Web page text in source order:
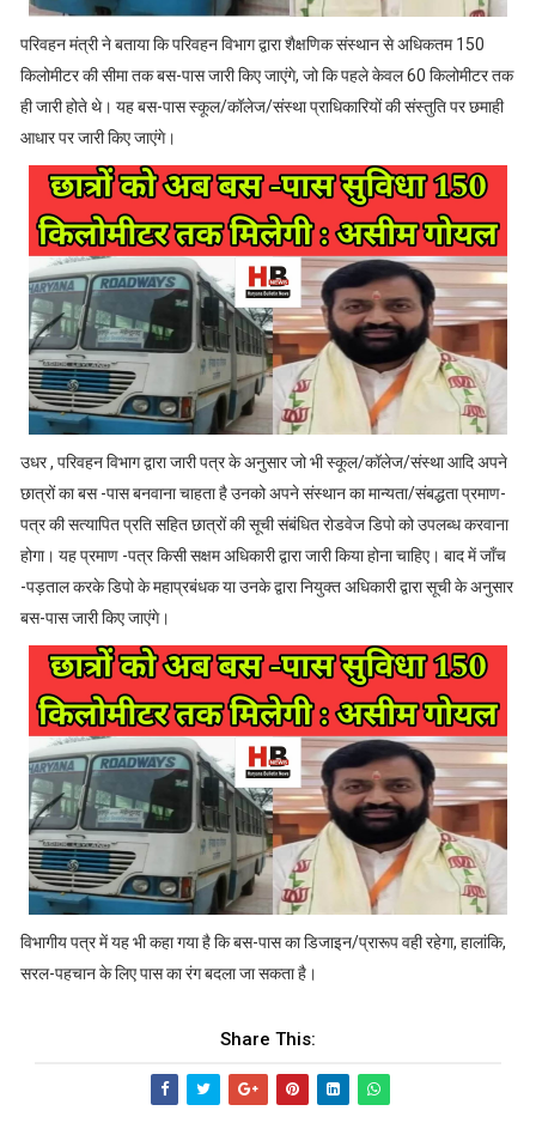
परिवहन मंत्री ने बताया कि परिवहन विभाग द्वारा शैक्षणिक संस्थान से अधिकतम 150
किलोमीटर की सीमा तक बस-पास जारी किए जाएंगे, जो कि पहले केवल 60 किलोमीटर तक
ही जारी होते थे। यह बस-पास स्कूल/कॉलेज/संस्था प्राधिकारियों की संस्तुति पर छमाही
आधार पर जारी किए जाएंगे।
उधर , परिवहन विभाग द्वारा जारी पत्र के अनुसार जो भी स्कूल/कॉलेज/संस्था आदि अपने
छात्रों का बस -पास बनवाना चाहता है उनको अपने संस्थान का मान्यता/संबद्धता प्रमाण-
पत्र की सत्यापित प्रति सहित छात्रों की सूची संबंधित रोडवेज डिपो को उपलब्ध करवाना
होगा। यह प्रमाण -पत्र किसी सक्षम अधिकारी द्वारा जारी किया होना चाहिए। बाद में जाँच
-पड़ताल करके डिपो के महाप्रबंधक या उनके द्वारा नियुक्त अधिकारी द्वारा सूची के अनुसार
बस-पास जारी किए जाएंगे।
विभागीय पत्र में यह भी कहा गया है कि बस-पास का डिजाइन/प्रारूप वही रहेगा, हालांकि,
सरल-पहचान के लिए पास का रंग बदला जा सकता है।
Share This: